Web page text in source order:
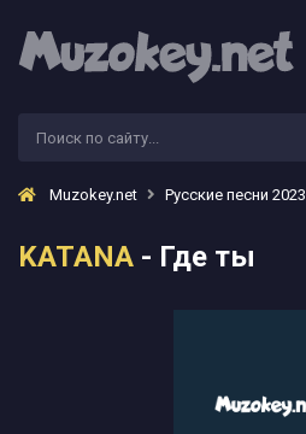
Muzokey.net Русские песни 2023
KATANA - Где ты